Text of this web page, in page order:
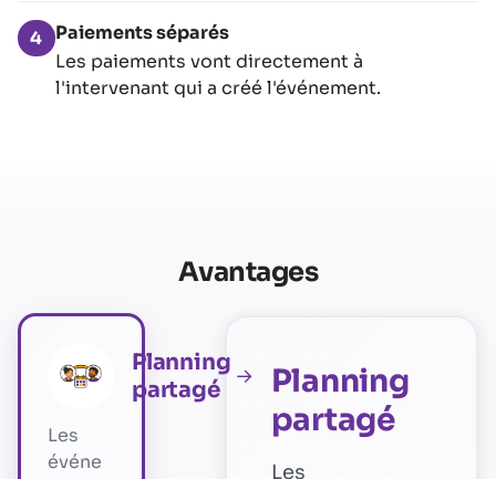
4 Paiements séparés
Les paiements vont directement à
l'intervenant qui a créé l'événement.
Avantages
Planning
partagé
→
Les
événe
Planning
partagé
Les